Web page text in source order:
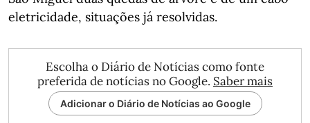
eletricidade, situações já resolvidas.
Escolha o Diário de Notícias como fonte
preferida de notícias no Google. Saber mais
Adicionar o Diário de Notícias ao Google